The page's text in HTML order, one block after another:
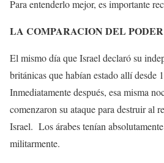
Para entenderlo mejor, es importante
LA COMPARACION DEL
El mismo día que Israel declaró su
británicas que habían estado allí desde
Inmediatamente después, esa misma
comenzaron su ataque para destruir al
Israel. Los árabes tenían
militarmente.